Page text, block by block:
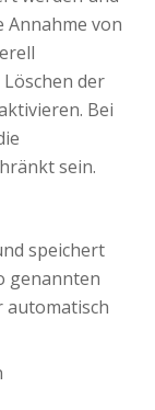
Annahme von
der
Bei
sein.
speichert
genannten
automatisch